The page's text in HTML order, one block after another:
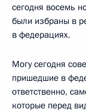
сегодня восемь
были избраны в
в федерациях.
Могу сегодня
пришедшие в
ответственно,
которые перед